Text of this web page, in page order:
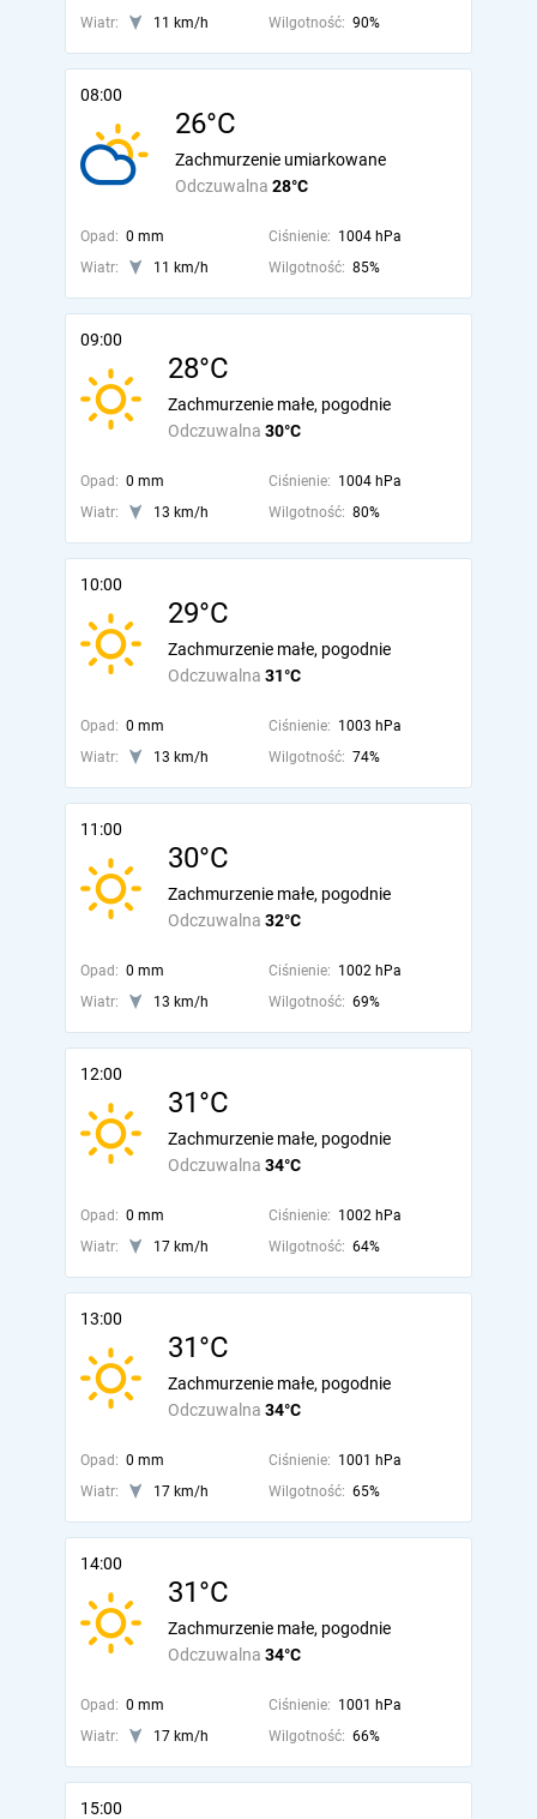
Wiatr: 11 km/h Wilgotność: 90%
08:00
26°C
Odczuwalna 28°C
Zachmurzenie umiarkowane
Opad: 0 mm Ciśnienie: 1004 hPa
Wiatr:
11 km/h Wilgotność: 85%
09:00
28°C
Odczuwalna 30°C
Zachmurzenie małe, pogodnie
Opad: 0 mm Ciśnienie: 1004 hPa
Wiatr:
13 km/h Wilgotność: 80%
10:00
29°C
Odczuwalna 31°C
Zachmurzenie małe, pogodnie
Opad: 0 mm Ciśnienie: 1003 hPa
Wiatr:
13 km/h Wilgotność: 74%
11:00
30°C
Odczuwalna 32°C
Zachmurzenie małe, pogodnie
Opad: 0 mm Ciśnienie: 1002 hPa
Wiatr:
13 km/h Wilgotność: 69%
12:00
31°C
Odczuwalna 34°C
Zachmurzenie małe, pogodnie
Opad: 0 mm Ciśnienie: 1002 hPa
Wiatr:
17 km/h Wilgotność: 64%
13:00
31°C
Odczuwalna 34°C
Zachmurzenie małe, pogodnie
Opad: 0 mm Ciśnienie: 1001 hPa
Wiatr:
17 km/h Wilgotność: 65%
14:00
31°C
Odczuwalna 34°C
Zachmurzenie małe, pogodnie
Opad: 0 mm Ciśnienie: 1001 hPa
Wiatr:
17 km/h Wilgotność: 66%
15:00